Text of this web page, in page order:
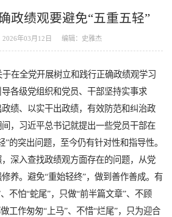
政绩观要避免“五重五轻”
2026年03月12日 编辑：史雅杰
在全党开展树立和践行正确政绩观学习
各级党组织和党员、干部坚持实事求
绩、以实干出政绩，有效防范和纠治政
，习近平总书记就提出一些党员干部在
”的突出问题，至今仍有针对性和指导性。
深入查找政绩观方面存在的问题，从党
养。避免“重始轻终”，做到善作善成。有
不怕“蛇尾”，只做“前半篇文章”、不顾
工作匆匆“上马”、不惜“烂尾”，只为迎合